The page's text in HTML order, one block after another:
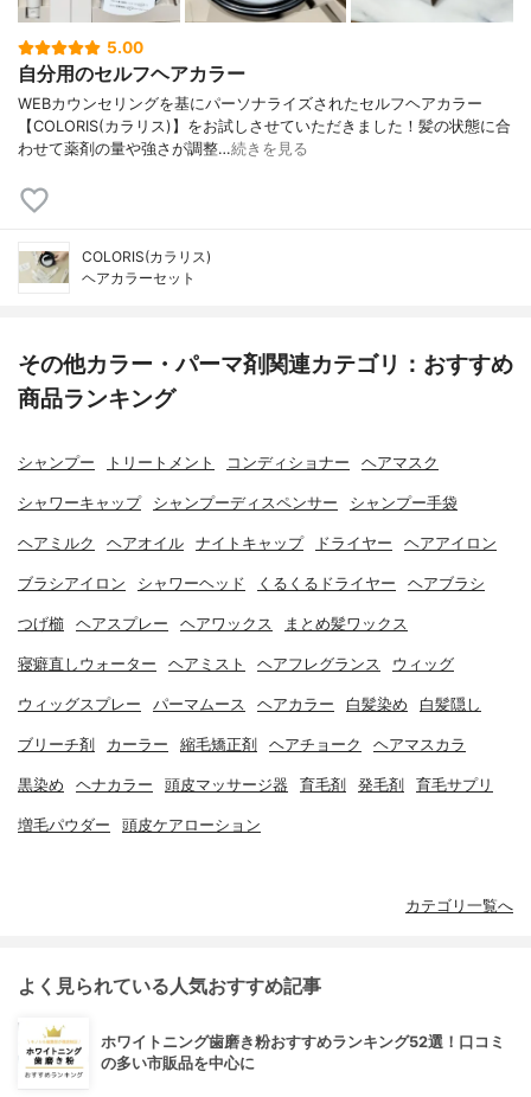
5.00
自分用のセルフヘアカラー
WEBカウンセリングを基にパーソナライズされたセルフヘアカラー
【COLORIS(カラリス)】をお試しさせていただきました！髪の状態に合
わせて薬剤の量や強さが調整…続きを見る
COLORIS(カラリス)
ヘアカラーセット
その他カラー・パーマ剤関連カテゴリ：おすすめ
商品ランキング
シャンプー トリートメント コンディショナー ヘアマスク
シャワーキャップ シャンプーディスペンサー シャンプー手袋
ヘアミルク ヘアオイル ナイトキャップ ドライヤー ヘアアイロン
ブラシアイロン シャワーヘッド くるくるドライヤー ヘアブラシ
つげ櫛 ヘアスプレー ヘアワックス まとめ髪ワックス
寝癖直しウォーター ヘアミスト ヘアフレグランス ウィッグ
ウィッグスプレー パーマムース ヘアカラー 白髪染め 白髪隠し
ブリーチ剤 カーラー 縮毛矯正剤 ヘアチョーク ヘアマスカラ
黒染め ヘナカラー 頭皮マッサージ器 育毛剤 発毛剤 育毛サプリ
増毛パウダー 頭皮ケアローション
カテゴリ一覧へ
よく見られている人気おすすめ記事
ホワイトニング歯磨き粉おすすめランキング52選！口コミ
の多い市販品を中心に